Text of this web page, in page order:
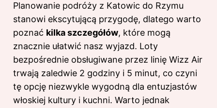
Planowanie podróży z Katowic do Rzymu
stanowi ekscytującą przygodę, dlatego warto
poznać kilka szczegółów, które mogą
znacznie ułatwić nasz wyjazd. Loty
bezpośrednie obsługiwane przez linię Wizz Air
trwają zaledwie 2 godziny i 5 minut, co czyni
tę opcję niezwykle wygodną dla entuzjastów
włoskiej kultury i kuchni. Warto jednak